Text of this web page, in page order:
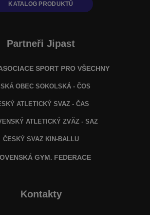
KATALOG PRODUKTŮ
Partneři Jipast
SPORT PRO VŠECHNY
OBEC SOKOLSKÁ - ČOS
ATLETICKÝ SVAZ - ČAS
ATLETICKÝ ZVÄZ- SAZ
ČESKÝ SVAZ KIN-BALLU
GYM. FEDERACE
Kontakty